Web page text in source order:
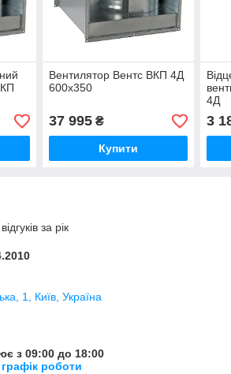
Вентилятор Вентс ВКП 4Д
600x350
37 995₴
Купити
4Д
3
за рік
1, Київ, Україна
з 09:00 до 18:00
роботи